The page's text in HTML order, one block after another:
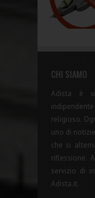
CHI SIAMO
Adista è
religioso.
uno di
che si
riflessione.
servizio di
Adista.it.